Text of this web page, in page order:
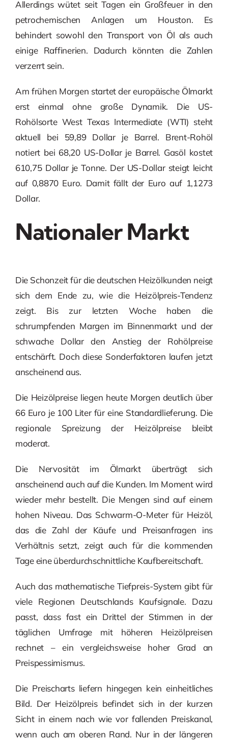
Allerdings wütet seit Tagen ein Großfeuer in den
petrochemischen Anlagen um Houston. Es
behindert sowohl den Transport von Öl als auch
einige Raffinerien. Dadurch könnten die Zahlen
verzerrt sein.
Am frühen Morgen startet der europäische Ölmarkt
erst einmal ohne große Dynamik. Die US-
Rohölsorte West Texas Intermediate (WTI) steht
aktuell bei 59,89 Dollar je Barrel. Brent-Rohöl
notiert bei 68,20 US-Dollar je Barrel. Gasöl kostet
610,75 Dollar je Tonne. Der US-Dollar steigt leicht
auf 0,8870 Euro. Damit fällt der Euro auf 1,1273
Dollar.
Nationaler Markt
Die Schonzeit für die deutschen Heizölkunden neigt
sich dem Ende zu, wie die Heizölpreis-Tendenz
zeigt. Bis zur letzten Woche haben die
schrumpfenden Margen im Binnenmarkt und der
schwache Dollar den Anstieg der Rohölpreise
entschärft. Doch diese Sonderfaktoren laufen jetzt
anscheinend aus.
Die Heizölpreise liegen heute Morgen deutlich über
66 Euro je 100 Liter für eine Standardlieferung. Die
regionale Spreizung der Heizölpreise bleibt
moderat.
Die Nervosität im Ölmarkt überträgt sich
anscheinend auch auf die Kunden. Im Moment wird
wieder mehr bestellt. Die Mengen sind auf einem
hohen Niveau. Das Schwarm-O-Meter für Heizöl,
das die Zahl der Käufe und Preisanfragen ins
Verhältnis setzt, zeigt auch für die kommenden
Tage eine überdurchschnittliche Kaufbereitschaft.
Auch das mathematische Tiefpreis-System gibt für
viele Regionen Deutschlands Kaufsignale. Dazu
passt, dass fast ein Drittel der Stimmen in der
täglichen Umfrage mit höheren Heizölpreisen
rechnet – ein vergleichsweise hoher Grad an
Preispessimismus.
Die Preischarts liefern hingegen kein einheitliches
Bild. Der Heizölpreis befindet sich in der kurzen
Sicht in einem nach wie vor fallenden Preiskanal,
wenn auch am oberen Rand. Nur in der längeren